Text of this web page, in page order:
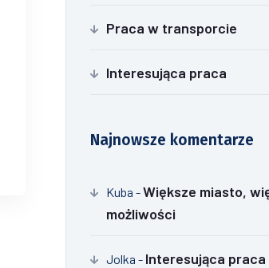
Praca w transporcie
Interesująca praca
Najnowsze komentarze
Kuba -Większe miasto,
możliwości
Jolka - Interesująca praca